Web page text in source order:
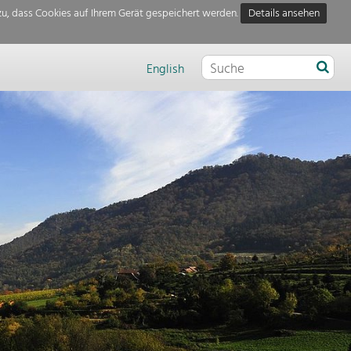
dass Cookies auf Ihrem Gerät gespeichert werden.
Details ansehen
English